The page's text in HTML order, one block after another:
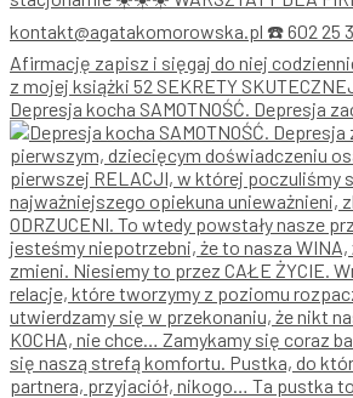
Depresja kocha SAMOTNOŚĆ. Depresja